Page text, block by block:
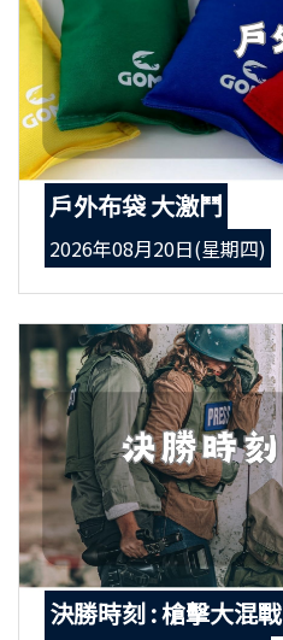
戶外布袋 大激鬥
2026年08月20日(星期四)
決勝時刻 : 槍擊大混戰